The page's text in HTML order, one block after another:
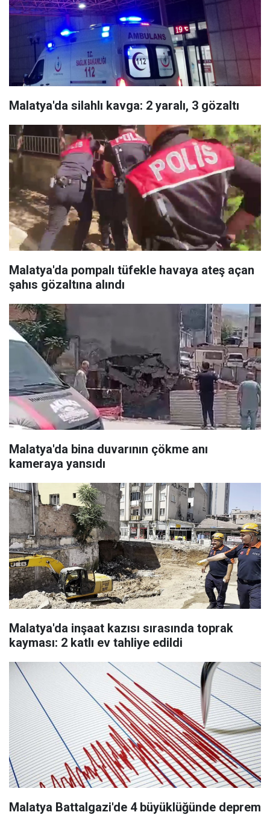
Malatya'da silahlı kavga: 2 yaralı, 3 gözaltı
Malatya'da pompalı tüfekle havaya ateş açan
şahıs gözaltına alındı
Malatya'da bina duvarının çökme anı
kameraya yansıdı
Malatya'da inşaat kazısı sırasında toprak
kayması: 2 katlı ev tahliye edildi
Malatya Battalgazi'de 4 büyüklüğünde deprem